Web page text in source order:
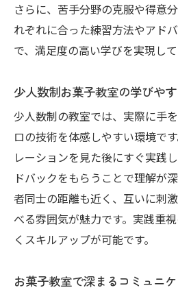
さらに、苦手分野の克服や得意
れぞれに合った練習方法やアド
で、満足度の高い学びを実現して
少人数制お菓子教室の学びや
少人数制の教室では、実際に手
ロの技術を体感しやすい環境で
レーションを見た後にすぐ実践
ドバックをもらうことで理解が
者同士の距離も近く、互いに刺
べる雰囲気が魅力です。実践重
くスキルアップが可能です。
お菓子教室で深まるコミュニ